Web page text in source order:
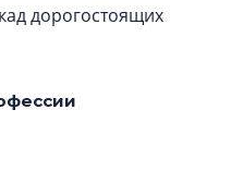
дорогостоящих